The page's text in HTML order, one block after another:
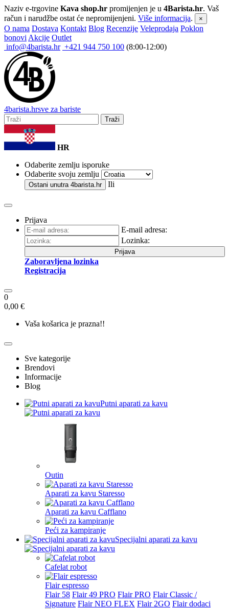
Naziv e-trgovine Kava shop.hr promijenjen je u 4Barista.hr. Vaš
račun i narudžbe ostat će nepromijenjeni. Više informacija. ×
O nama Dostava Kontakt Blog Recenzije Veleprodaja Poklon
bonovi Akcije Outlet
info@4barista.hr +421 944 750 100 (8:00-12:00)
4barista.hrsve za bariste
Traži
HR
Odaberite zemlju isporuke
Odaberite svoju zemlju
Ostani unutra 4barista.hr Ili
Prijava
E-mail adresa:
Lozinka:
Prijava
Zaboravljena lozinka
Registracija
0
0,00 €
Vaša košarica je prazna!!
Sve kategorije
Brendovi
Informacije
Blog
Putni aparati za kavu
Outin
Aparati za kavu Staresso
Aparati za kavu Cafflano
Peći za kampiranje
Specijalni aparati za kavu
Cafelat robot
Flair espresso
Flair 58 Flair 49 PRO Flair PRO Flair Classic /
Signature Flair NEO FLEX Flair 2GO Flair dodaci